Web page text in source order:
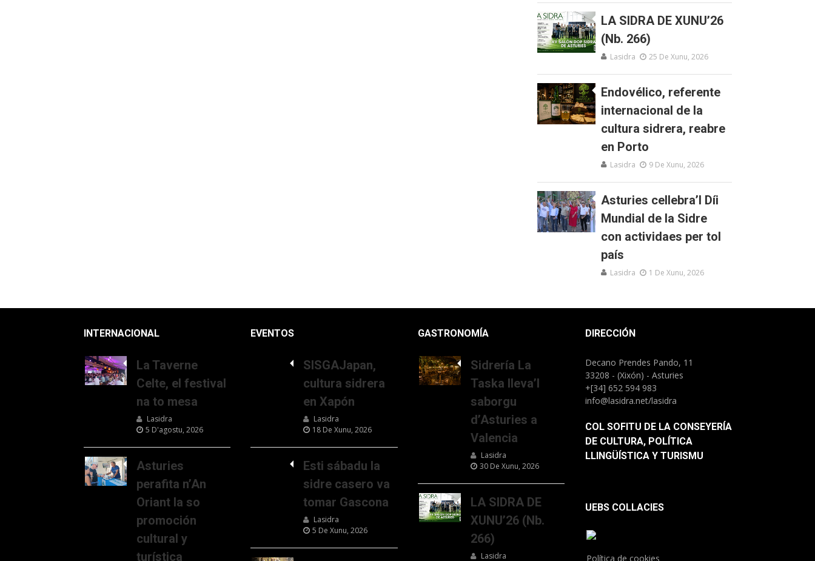
LA SIDRA DE XUNU’26
(Nb. 266)
Lasidra 25 De Xunu, 2026
Endovélico, referente
internacional de la
cultura sidrera, reabre
en Porto
Lasidra 9 De Xunu, 2026
Asturies cellebra’l Díi
Mundial de la Sidre
con actividaes per tol
país
Lasidra 1 De Xunu, 2026
INTERNACIONAL
La Taverne
Celte, el festival
na to mesa
Lasidra
5 D'agostu, 2026
Asturies
perafita n’An
Oriant la so
promoción
cultural y
turística
EVENTOS
SISGAJapan,
cultura sidrera
en Xapón
Lasidra
18 De Xunu, 2026
Esti sábadu la
sidre casero va
tomar Gascona
Lasidra
5 De Xunu, 2026
GASTRONOMÍA
Sidrería La
Taska lleva’l
saborgu
d’Asturies a
Valencia
Lasidra
30 De Xunu, 2026
LA SIDRA DE
XUNU’26 (Nb.
266)
Lasidra
DIRECCIÓN
Decano Prendes Pando, 11
33208 - (Xixón) - Asturies
+[34] 652 594 983
info@lasidra.net/lasidra
COL SOFITU DE LA CONSEYERÍA
DE CULTURA, POLÍTICA
LLINGÜÍSTICA Y TURISMU
UEBS COLLACIES
Política de cookies